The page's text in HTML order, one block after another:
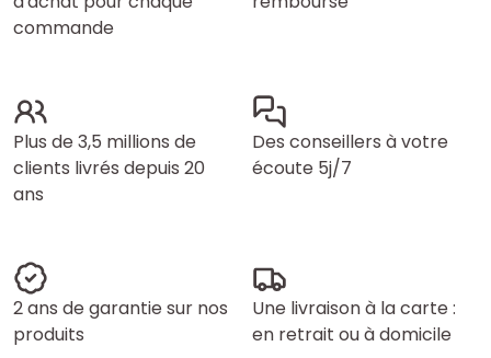
commande
Plus de 3,5 millions de
clients livrés depuis 20
ans
Des conseillers à votre
écoute 5j/7
2 ans de garantie sur nos
produits
Une livraison à la carte :
en retrait ou à domicile